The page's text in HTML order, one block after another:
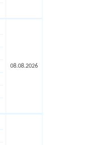
08.08.2026